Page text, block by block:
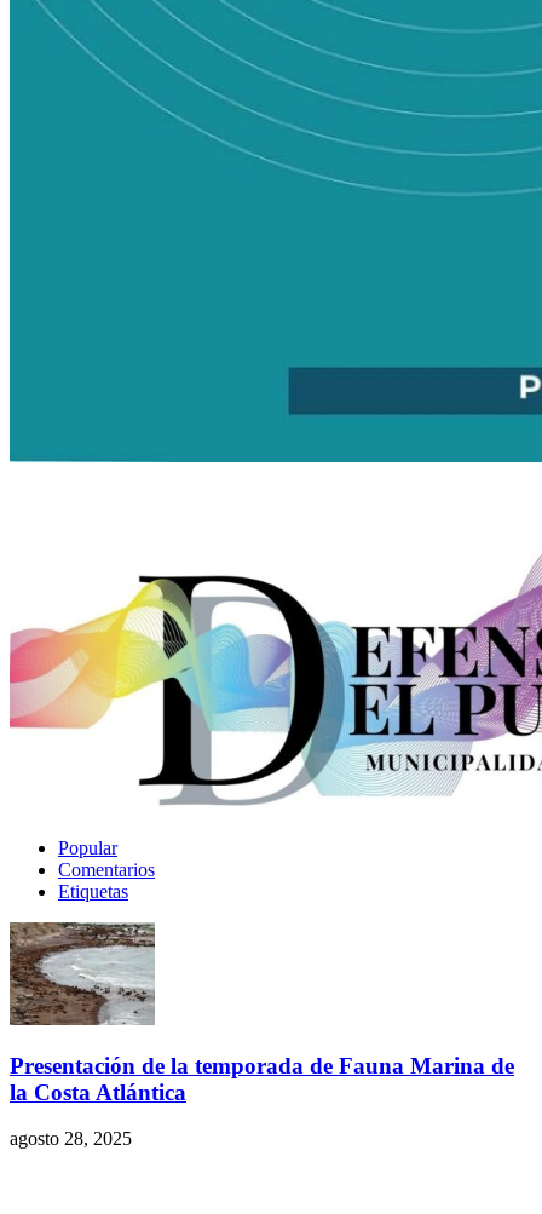
Popular
Comentarios
Etiquetas
Presentación de la temporada de Fauna Marina de
la Costa Atlántica
agosto 28, 2025